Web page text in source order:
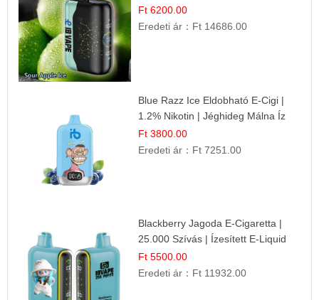
Ft 6200.00
Eredeti ár： Ft 14686.00
Blue Razz Ice Eldobható E-Cigi |
1.2% Nikotin | Jéghideg Málna Íz
Ft 3800.00
Eredeti ár： Ft 7251.00
Blackberry Jagoda E-Cigaretta |
25.000 Szívás | Ízesített E-Liquid
Ft 5500.00
Eredeti ár： Ft 11932.00